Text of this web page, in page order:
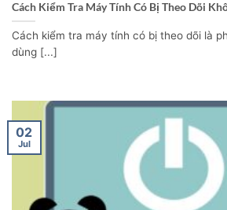
Cách Kiểm Tra Máy Tính Có Bị Theo Dõi
Cách kiểm tra máy tính có bị theo dõi là
dùng [...]
02
Jul